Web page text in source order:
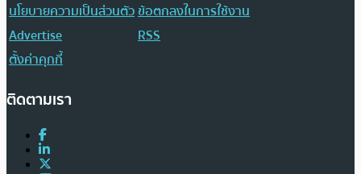
นโยบายความเป็นส่วนตัวข้อตกลงในการใช้งาน
Advertise
RSS
ตั้งค่าคุกกี้
ติดตามเรา